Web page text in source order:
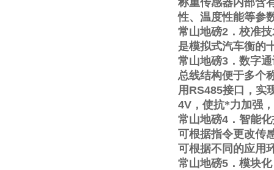
称重传感器内部含
性、温度性能等参
常山地磅2 ．校准
是模拟式汽车衡的
常山地磅3 ．数字
总线结构便于多个
用 RS485接口，实
4V ，使抗*力加强
常山地磅4 ．智能
可根据指令更改传
可根据不同的应用
常山地磅5 ．模块